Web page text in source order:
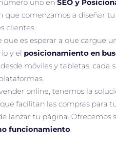
uno en SEO y
comenzamos a diseñar
clientes.
que es esperar a que cargue
y el posicionamiento en
móviles y tabletas,
online, tenemos la
que facilitan las compras para
lanzar tu página.
funcionamiento.